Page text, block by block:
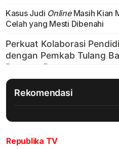
Kasus Judi OnlineMasih Kian
Celah yang Mesti Dibenahi
Rekomendasi
Republika TV